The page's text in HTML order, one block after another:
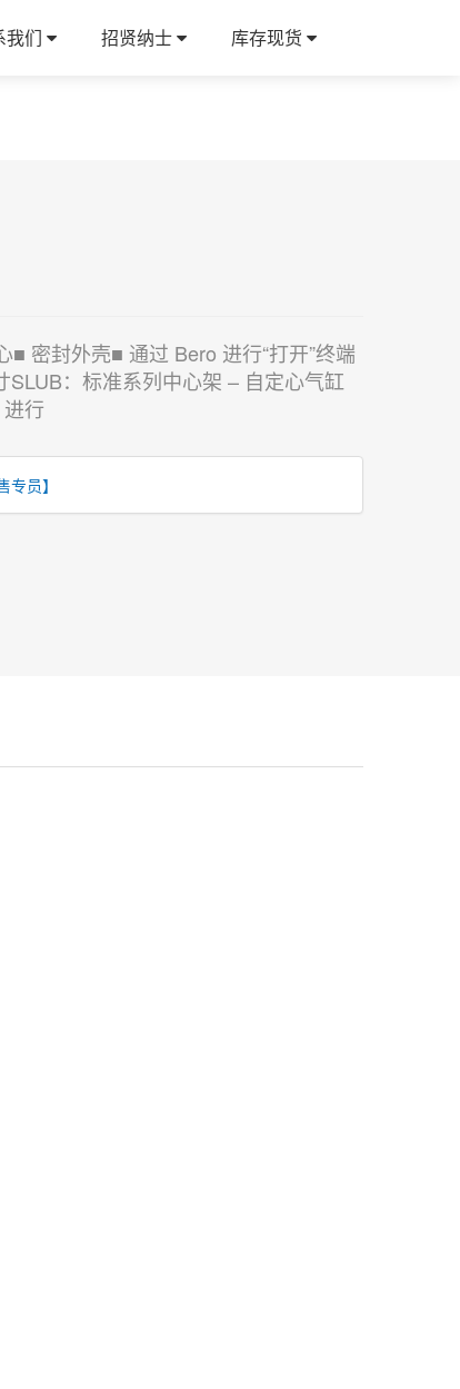
我们 招贤纳士 库存现货
密封外壳■ 通过 Bero 进行“打开”终端
：标准系列中心架 – 自定心气缸
行
专员】